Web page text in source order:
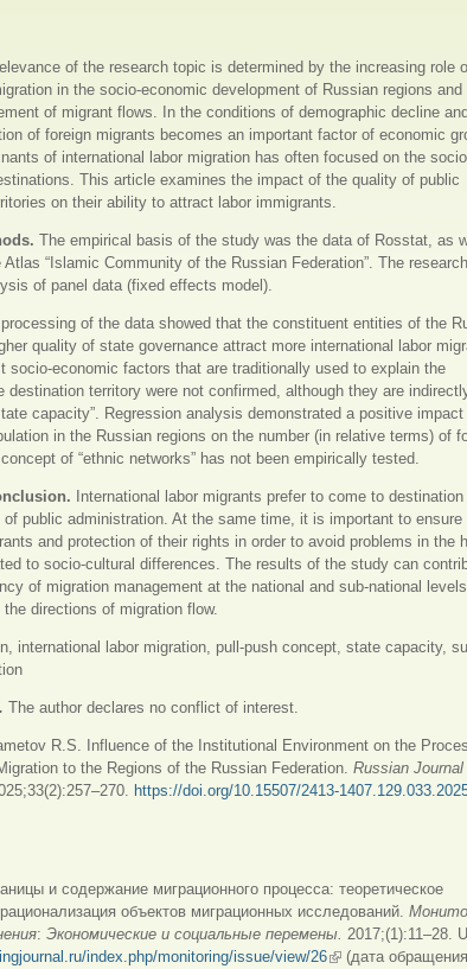
of the research topic is determined by the increasing role
in the socio-economic development of Russian regions and
of migrant flows. In the conditions of demographic decline
of foreign migrants becomes an important factor of economic
of international labor migration has often focused on the
This article examines the impact of the quality of public
on their ability to attract labor immigrants.
The empirical basis of the study was the data of Rosstat, as
“Islamic Community of the Russian Federation”. The
of panel data (fixed effects model).
of the data showed that the constituent entities of the
quality of state governance attract more international labor
socio-economic factors that are traditionally used to explain the
destination territory were not confirmed, although they are
capacity”. Regression analysis demonstrated a positive
in the Russian regions on the number (in relative terms) of
of “ethnic networks” has not been empirically tested.
International labor migrants prefer to come to
public administration. At the same time, it is important to ensure
and protection of their rights in order to avoid problems in the
to socio-cultural differences. The results of the study can
of migration management at the national and sub-national
directions of migration flow.
international labor migration, pull-push concept, state capacity,
The author declares no conflict of interest.
R.S. Influence of the Institutional Environment on the
to the Regions of the Russian Federation. Russian Journal
https://doi.org/10.15507/2413-
и содержание миграционного процесса: теоретическое
объектов миграционных исследований.
: Экономические и социальные перемены. 2017;(1):11–28.
index.php/monitoring/issue/view/26(внешняя ссылка)
(дата